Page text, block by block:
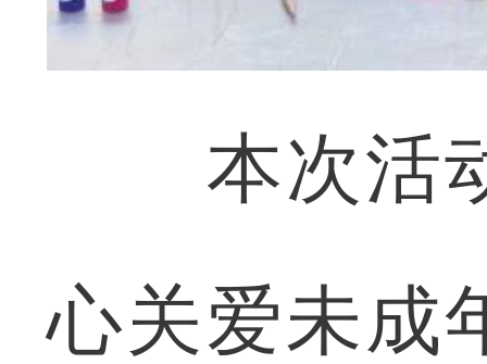
本次活动
心关爱未成